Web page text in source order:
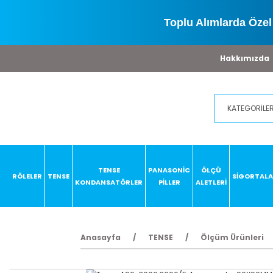
Toplu Alımlarda
Hakkımızda
RÖLELER TENSE
TENSE
KONDANSATÖRLER
PANASONİC
PİLLER
ÖLÇÜ
ALETLERİ
Anasayfa TENSE Ölçüm Ürünleri